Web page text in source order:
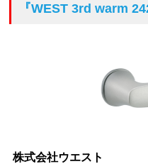
『WEST 3rd warm
株式会社ウエスト